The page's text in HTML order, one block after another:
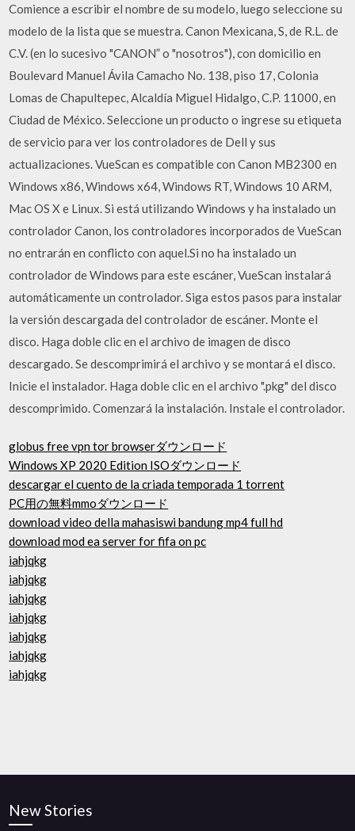
Comience a escribir el nombre de su modelo, luego seleccione su
modelo de la lista que se muestra. Canon Mexicana, S, de R.L. de
C.V. (en lo sucesivo "CANON” o "nosotros"), con domicilio en
Boulevard Manuel Ávila Camacho No. 138, piso 17, Colonia
Lomas de Chapultepec, Alcaldía Miguel Hidalgo, C.P. 11000, en
Ciudad de México. Seleccione un producto o ingrese su etiqueta
de servicio para ver los controladores de Dell y sus
actualizaciones. VueScan es compatible con Canon MB2300 en
Windows x86, Windows x64, Windows RT, Windows 10 ARM,
Mac OS X e Linux. Si está utilizando Windows y ha instalado un
controlador Canon, los controladores incorporados de VueScan
no entrarán en conflicto con aquel.Si no ha instalado un
controlador de Windows para este escáner, VueScan instalará
automáticamente un controlador. Siga estos pasos para instalar
la versión descargada del controlador de escáner. Monte el
disco. Haga doble clic en el archivo de imagen de disco
descargado. Se descomprimirá el archivo y se montará el disco.
Inicie el instalador. Haga doble clic en el archivo ".pkg" del disco
descomprimido. Comenzará la instalación. Instale el controlador.
globus free vpn tor browserダウンロード
Windows XP 2020 Edition ISOダウンロード
descargar el cuento de la criada temporada 1 torrent
PC用の無料mmoダウンロード
download video della mahasiswi bandung mp4 full hd
download mod ea server for fifa on pc
iahjqkg
iahjqkg
iahjqkg
iahjqkg
iahjqkg
iahjqkg
iahjqkg
New Stories